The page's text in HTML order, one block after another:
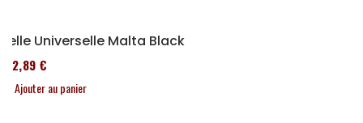
Selle Universelle Malta Black
152,89 €
Ajouter au panier